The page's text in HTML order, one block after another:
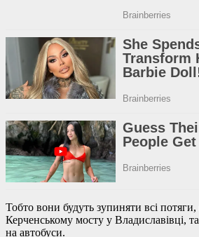
Тобто вони будуть зупиняти всі
Керченському мосту у Владиславівці,
на автобуси.